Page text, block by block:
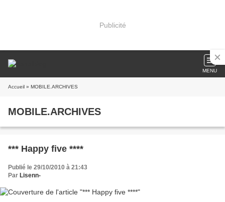
Publicité
MENU
Accueil » MOBILE.ARCHIVES
MOBILE.ARCHIVES
*** Happy five ****
Publié le 29/10/2010 à 21:43
Par Lisenn-